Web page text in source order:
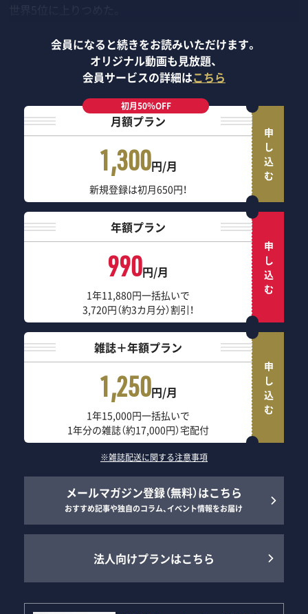
会員になると続きをお読みいただけます。
オリジナル動画も見放題、
会員サービスの詳細はこちら
初月50％OFF
月額プラン
1,300円/月
新規登録は初月650円！
申し込む
年額プラン
990円/月
1年11,880円一括払いで
3,720円（約3カ月分）割引！
申し込む
雑誌＋年額プラン
1,250円/月
1年15,000円一括払いで
1年分の雑誌（約17,000円）宅配付
申し込む
※雑誌配送に関する注意事項
メールマガジン登録（無料）はこちら
おすすめ記事や独自のコラム、イベント情報をお届け
法人向けプランはこちら